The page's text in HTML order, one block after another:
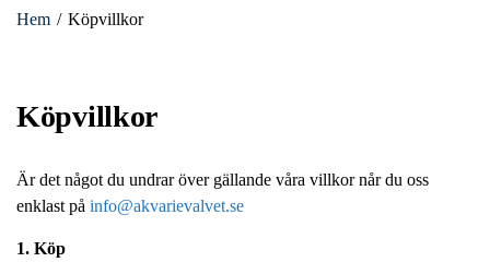
e
y
a
m
c
x
Hem / Köpvillkor
Köpvillkor
Är det något du undrar över gällande våra villkor når du oss
enklast på info@akvarievalvet.se
1. Köp